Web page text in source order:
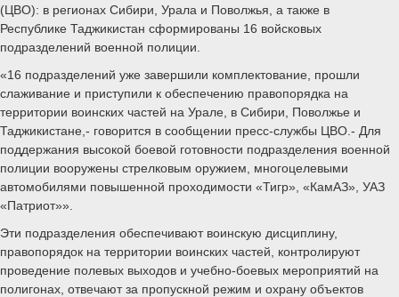
(ЦВО): в регионах Сибири, Урала и Поволжья, а также в
Республике Таджикистан сформированы 16 войсковых
подразделений военной полиции.
«16 подразделений уже завершили комплектование, прошли
слаживание и приступили к обеспечению правопорядка на
территории воинских частей на Урале, в Сибири, Поволжье и
Таджикистане,- говорится в сообщении пресс-службы ЦВО.- Для
поддержания высокой боевой готовности подразделения военной
полиции вооружены стрелковым оружием, многоцелевыми
автомобилями повышенной проходимости «Тигр», «КамАЗ», УАЗ
«Патриот»».
Эти подразделения обеспечивают воинскую дисциплину,
правопорядок на территории воинских частей, контролируют
проведение полевых выходов и учебно-боевых мероприятий на
полигонах, отвечают за пропускной режим и охрану объектов